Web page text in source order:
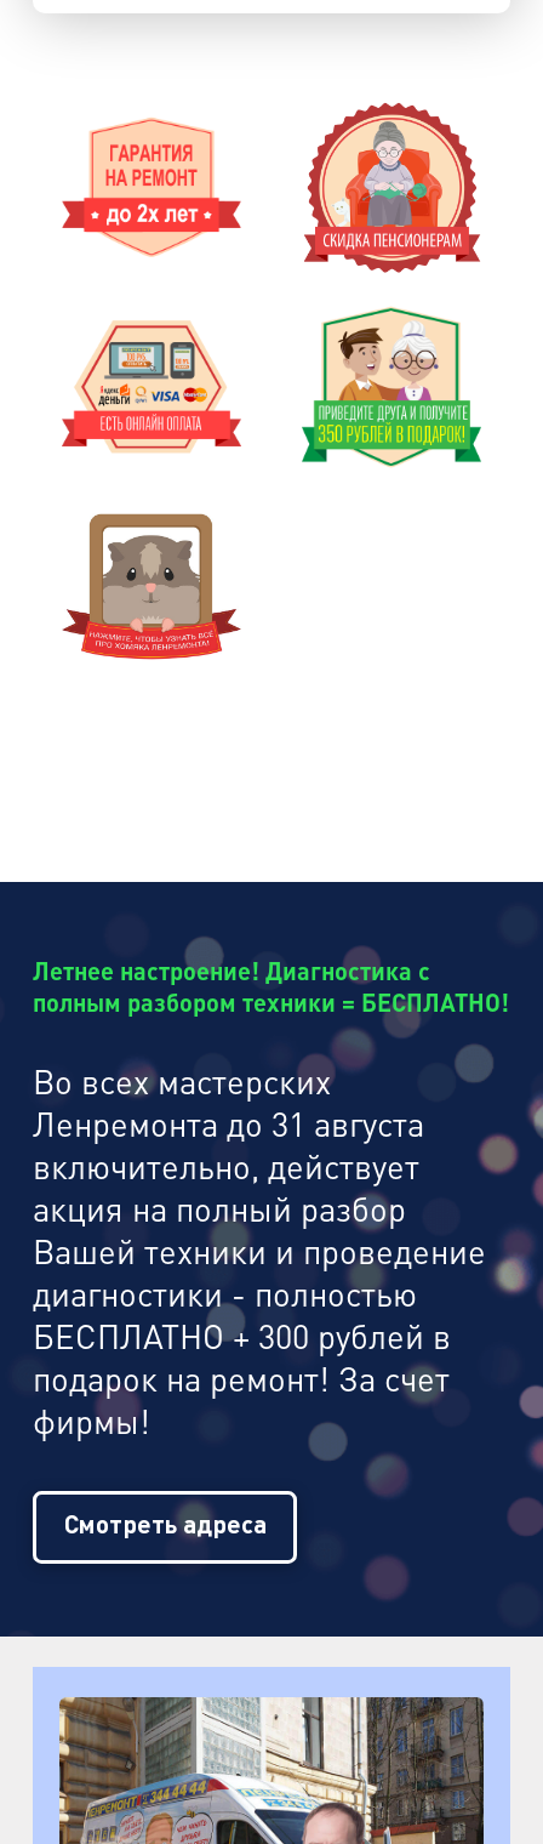
Летнее настроение! Диагностика с
полным разбором техники = БЕСПЛАТНО!
Во всех мастерских
Ленремонта до 31 августа
включительно, действует
акция на полный разбор
Вашей техники и проведение
диагностики - полностью
БЕСПЛАТНО + 300 рублей в
подарок на ремонт! За счет
фирмы!
Смотреть адреса